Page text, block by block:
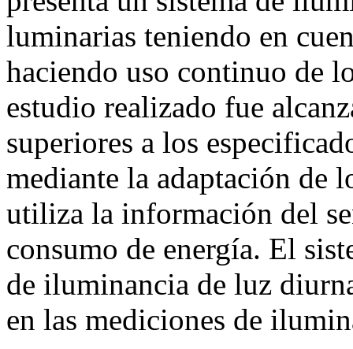
luminarias teniendo en
haciendo uso continuo de
estudio realizado fue
superiores a los
mediante la adaptación de
utiliza la información del
consumo de energía. El
de iluminancia de luz
en las mediciones de